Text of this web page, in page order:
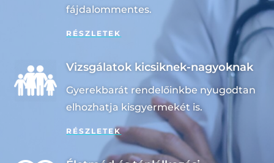
fájdalommentes.
RÉSZLETEK
Vizsgálatok kicsiknek-nagyoknak
Gyerekbarát rendelőinkbe nyugodtan
elhozhatja kisgyermekét is.
RÉSZLETEK